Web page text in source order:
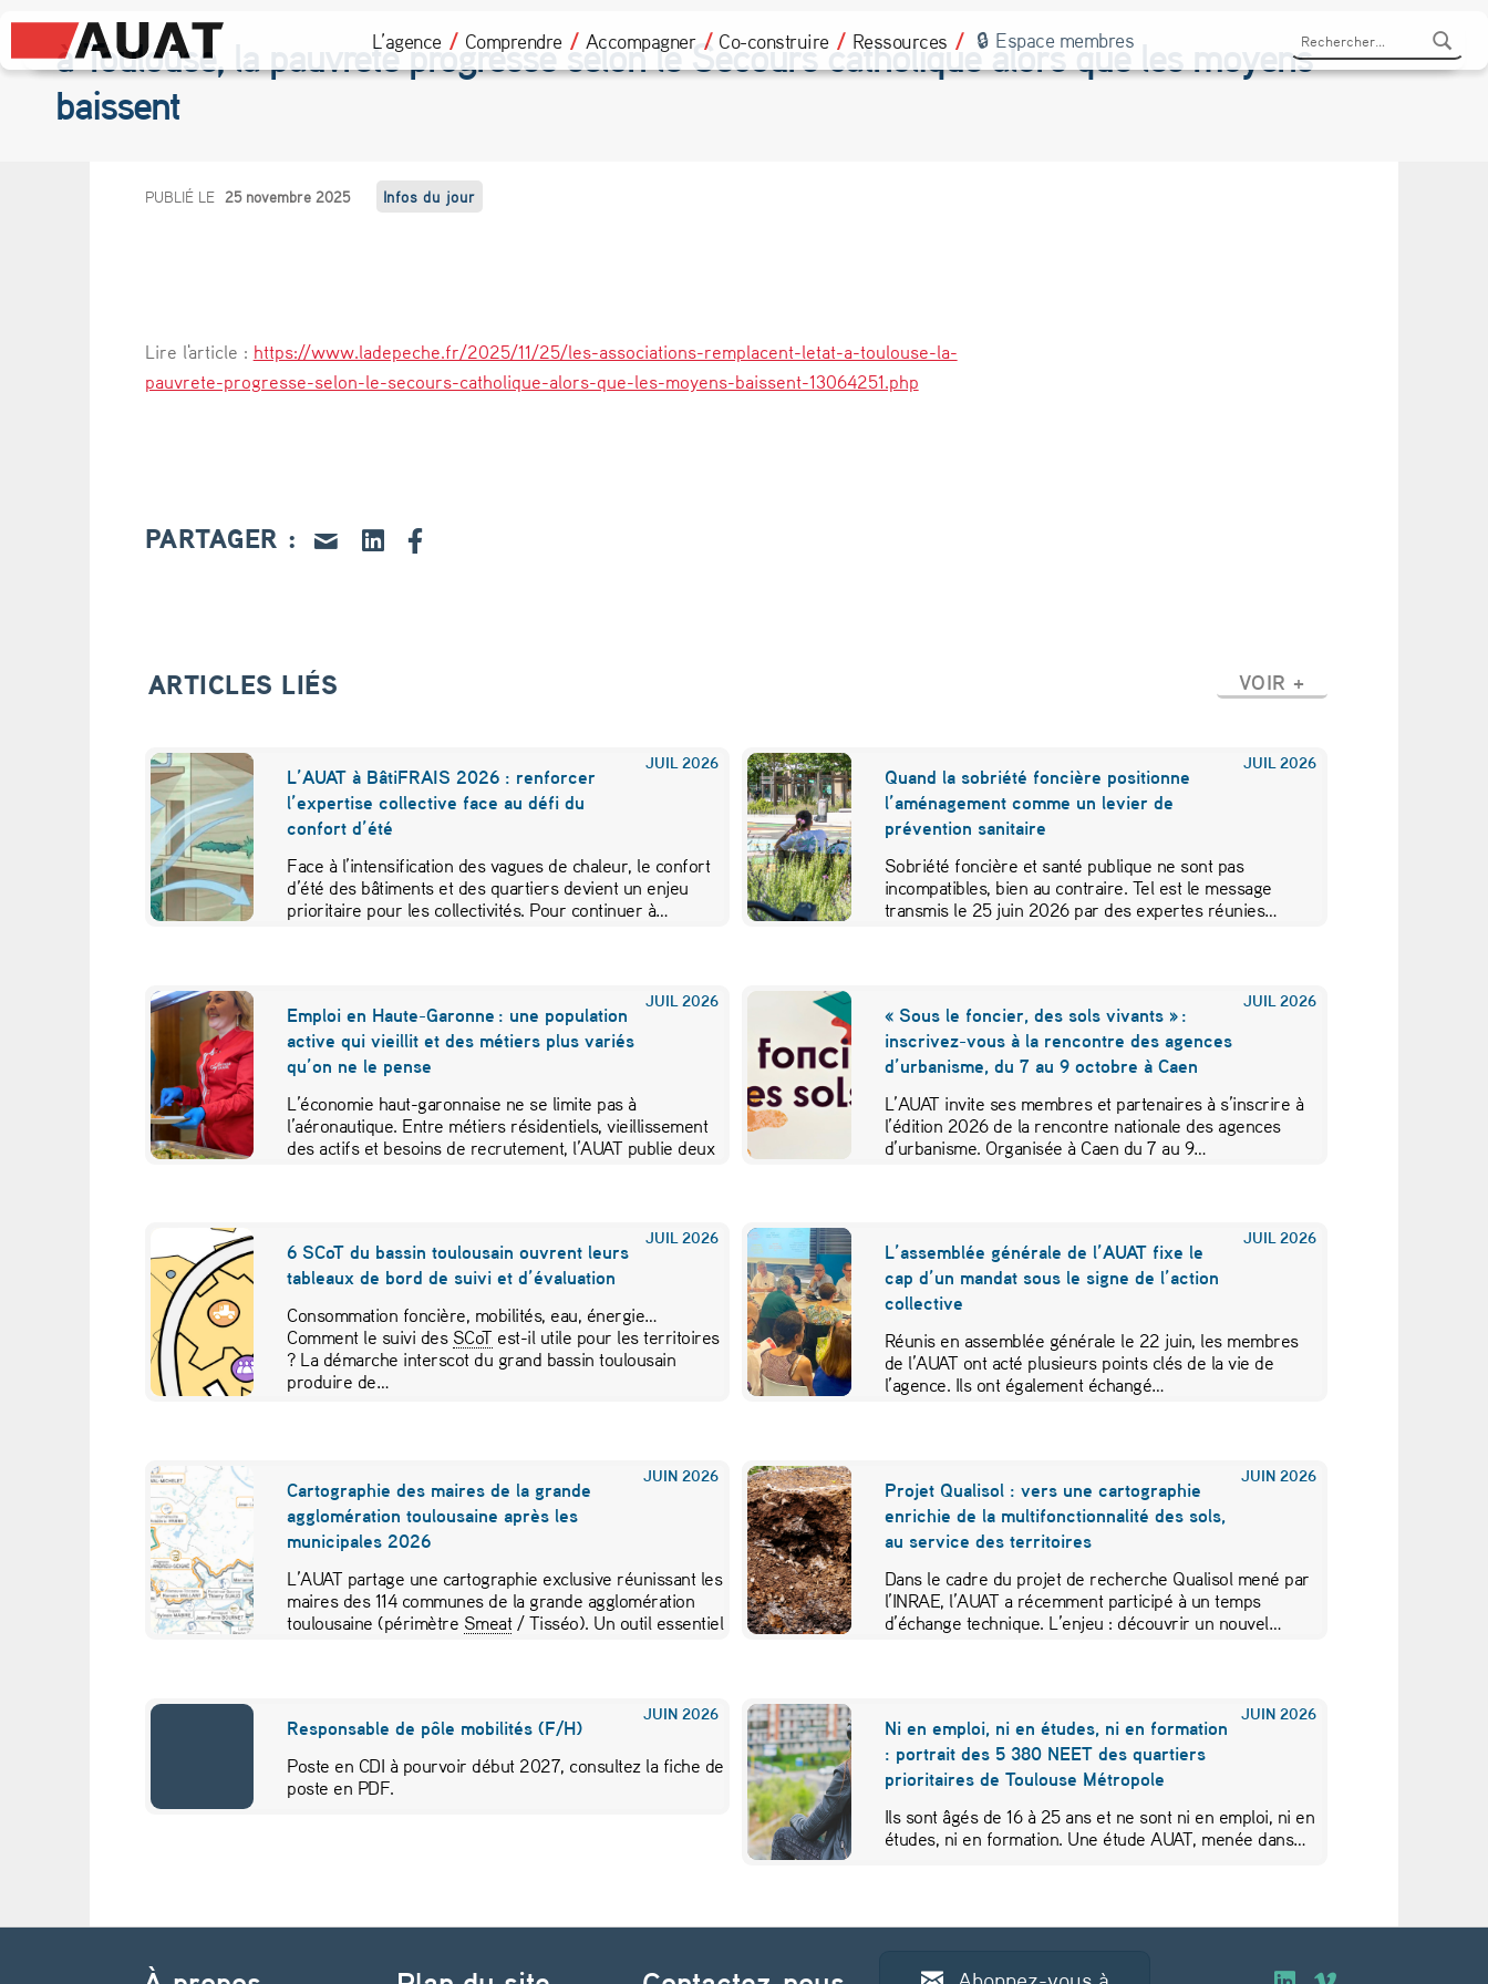
L’agence Comprendre Accompagner Co-construire Ressources Espace membres
à Toulouse, la pauvreté progresse selon le Secours catholique alors que les moyens
baissent
à
u
l
s
l
p
a
u
v
e
t
é
p
o
g
r
e
s
e
s
e
o
l
S
e
PUBLIÉ LE 25 novembre 2025 Infos du jour
Lire l'article : https://www.ladepeche.fr/2025/11/25/les-associations-remplacent-letat-a-toulouse-la-
pauvrete-progresse-selon-le-secours-catholique-alors-que-les-moyens-baissent-13064251.php
PARTAGER :
ARTICLES LIÉS VOIR +
JUIL 2026
L’AUAT à BâtiFRAIS 2026 : renforcer
l’expertise collective face au défi du
confort d’été
Face à l’intensification des vagues de chaleur, le confort
d’été des bâtiments et des quartiers devient un enjeu
prioritaire pour les collectivités. Pour continuer à…
JUIL 2026
Quand la sobriété foncière positionne
l’aménagement comme un levier de
prévention sanitaire
Sobriété foncière et santé publique ne sont pas
incompatibles, bien au contraire. Tel est le message
transmis le 25 juin 2026 par des expertes réunies…
JUIL 2026
Emploi en Haute-Garonne : une population
active qui vieillit et des métiers plus variés
qu’on ne le pense
L’économie haut-garonnaise ne se limite pas à
l’aéronautique. Entre métiers résidentiels, vieillissement
des actifs et besoins de recrutement, l’AUAT publie deux
JUIL 2026
« Sous le foncier, des sols vivants » :
inscrivez-vous à la rencontre des agences
d’urbanisme, du 7 au 9 octobre à Caen
L’AUAT invite ses membres et partenaires à s’inscrire à
l’édition 2026 de la rencontre nationale des agences
d’urbanisme. Organisée à Caen du 7 au 9…
JUIL 2026
6 SCoT du bassin toulousain ouvrent leurs
tableaux de bord de suivi et d’évaluation
Consommation foncière, mobilités, eau, énergie…
Comment le suivi des SCoT est-il utile pour les territoires
? La démarche interscot du grand bassin toulousain
produire de…
JUIL 2026
L’assemblée générale de l’AUAT fixe le
cap d’un mandat sous le signe de l’action
collective
Réunis en assemblée générale le 22 juin, les membres
de l’AUAT ont acté plusieurs points clés de la vie de
l’agence. Ils ont également échangé…
JUIN 2026
Cartographie des maires de la grande
agglomération toulousaine après les
municipales 2026
L’AUAT partage une cartographie exclusive réunissant les
maires des 114 communes de la grande agglomération
toulousaine (périmètre Smeat/ Tisséo). Un outil essentiel
JUIN 2026
Projet Qualisol : vers une cartographie
enrichie de la multifonctionnalité des sols,
au service des territoires
Dans le cadre du projet de recherche Qualisol mené par
l’INRAE, l’AUAT a récemment participé à un temps
d’échange technique. L’enjeu : découvrir un nouvel…
JUIN 2026
Responsable de pôle mobilités (F/H)
Poste en CDI à pourvoir début 2027, consultez la fiche de
poste en PDF.
JUIN 2026
Ni en emploi, ni en études, ni en formation
: portrait des 5 380 NEET des quartiers
prioritaires de Toulouse Métropole
Ils sont âgés de 16 à 25 ans et ne sont ni en emploi, ni en
études, ni en formation. Une étude AUAT, menée dans…
Navigation de l’article